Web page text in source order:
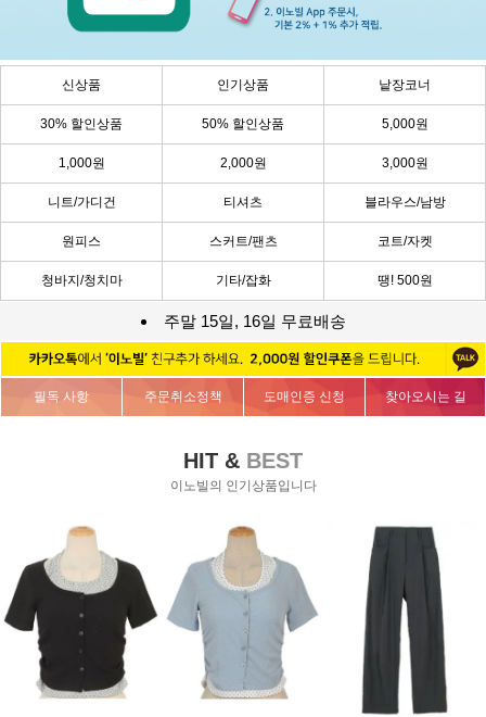
신상품 인기상품 낱장코너
30% 할인상품 50% 할인상품 5,000원
1,000원 2,000원 3,000원
니트/가디건 티셔츠 블라우스/남방
원피스 스커트/팬츠 코트/자켓
청바지/청치마 기타/잡화 땡! 500원
주말 15일, 16일 무료배송
필독 사항 주문취소정책 도매인증 신청 찾아오시는 길
HIT & BEST
이노빌의 인기상품입니다